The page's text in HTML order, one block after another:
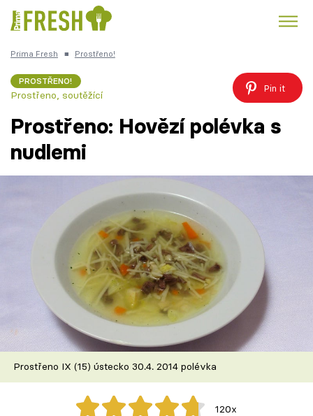
Česká kuchyně
Recepty
TV Program
Škola vaření
Recepty z TV
Speciál: Cuketa
Prima Fresh ■ Prostřeno!
PROSTŘENO!
Prostřeno, soutěžící
Pin it
Prostřeno: Hovězí polévka s
nudlemi
Prostřeno IX (15) ústecko 30.4. 2014 polévka
120x